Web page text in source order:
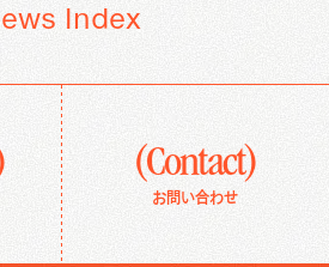
Index
(Contact)
お問い合わせ